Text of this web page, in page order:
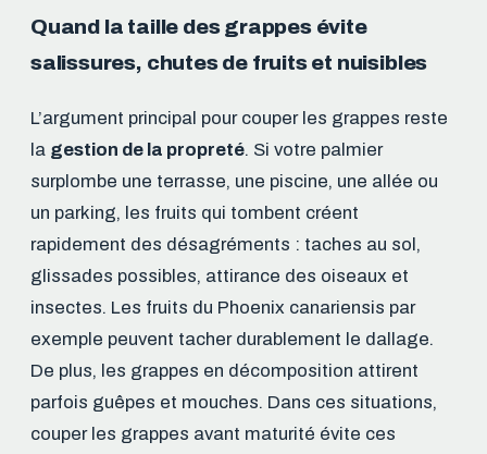
Quand la taille des grappes évite
salissures, chutes de fruits et nuisibles
L’argument principal pour couper les grappes reste
la gestion de la propreté. Si votre palmier
surplombe une terrasse, une piscine, une allée ou
un parking, les fruits qui tombent créent
rapidement des désagréments : taches au sol,
glissades possibles, attirance des oiseaux et
insectes. Les fruits du Phoenix canariensis par
exemple peuvent tacher durablement le dallage.
De plus, les grappes en décomposition attirent
parfois guêpes et mouches. Dans ces situations,
couper les grappes avant maturité évite ces